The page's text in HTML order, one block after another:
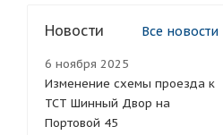
Новости Все новости
6 ноября 2025
Изменение схемы проезда к
ТСТ Шинный Двор на
Портовой 45